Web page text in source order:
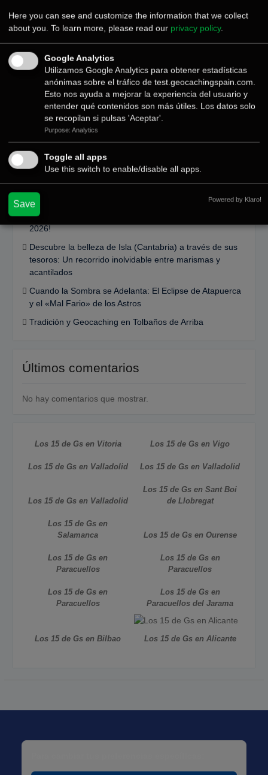
Submit
Últimas noticias
Cómo Vivir la Magia del Próximo Eclipse Solar Total del
12 de Agosto
¡Ya está aquí la nueva colección de Tesoros: Bingo
2026!
Descubre la belleza de Isla (Cantabria) a través de sus
tesoros: Un recorrido inolvidable entre marismas y
acantilados
Cuando la Sombra se Adelanta: El Eclipse de Atapuerca
y el «Mal Fario» de los Astros
Tradición y Geocaching en Tolbaños de Arriba
Últimos comentarios
No hay comentarios que mostrar.
Los 15 de Gs en Vitoria Los 15 de Gs en Vigo
Los 15 de Gs en Valladolid Los 15 de Gs en Valladolid
Los 15 de Gs en Valladolid
Los 15 de Gs en Sant Boi
de Llobregat
Los 15 de Gs en
Salamanca
Los 15 de Gs en Ourense
Los 15 de Gs en
Paracuellos
Los 15 de Gs en
Paracuellos
Los 15 de Gs en
Paracuellos
Los 15 de Gs en
Paracuellos del Jarama
Los 15 de Gs en Bilbao Los 15 de Gs en Alicante
Here you can see and customize the information that we collect
about you. To learn more, please read our privacy policy.
Google Analytics
Utilizamos Google Analytics para obtener estadísticas
anónimas sobre el tráfico de test.geocachingspain.com.
Esto nos ayuda a mejorar la experiencia del usuario y
entender qué contenidos son más útiles. Los datos solo
se recopilan si pulsas 'Aceptar'.
Purpose: Analytics
Toggle all apps
Use this switch to enable/disable all apps.
Save Powered by Klaro!